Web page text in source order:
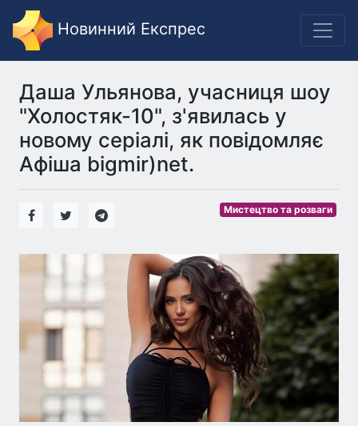
Новинний Експрес
Даша Ульянова, учасниця шоу
"Холостяк-10", з'явилась у
новому серіалі, як повідомляє
Афіша bigmir)net.
Мистецтво та розваги